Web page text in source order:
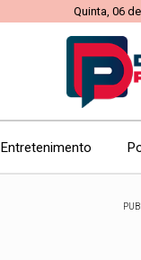
Quinta, 06
Entretenimento